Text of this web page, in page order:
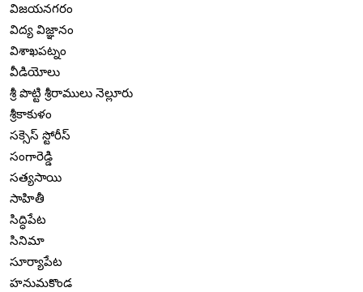
విజయనగరం
విద్య విజ్ఞానం
విశాఖపట్నం
వీడియోలు
శ్రీ పొట్టి శ్రీరాములు నెల్లూరు
శ్రీకాకుళం
సక్సెస్ స్టోరీస్
సంగారెడ్డి
సత్యసాయి
సాహితీ
సిద్ధిపేట
సినిమా
సూర్యాపేట
హనుమకొండ